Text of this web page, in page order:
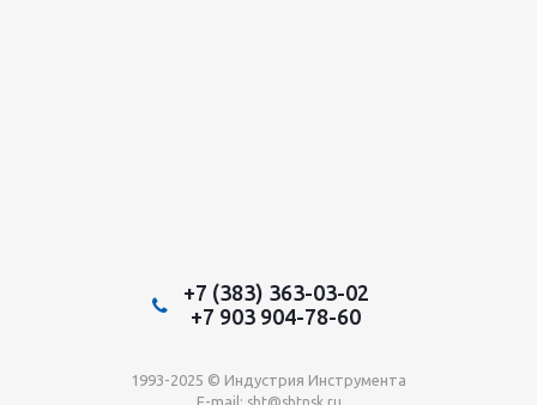
+7 (383) 363-03-02
+7 903 904-78-60
1993-2025 © Индустрия Инструмента
E-mail: